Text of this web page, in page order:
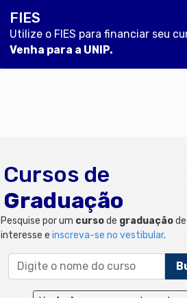
FIES
Utilize o FIES para financiar seu
Venha para a UNIP.
Cursos de
Graduação
Pesquise por um cursode graduação
interesse e inscreva-se no vestibular.